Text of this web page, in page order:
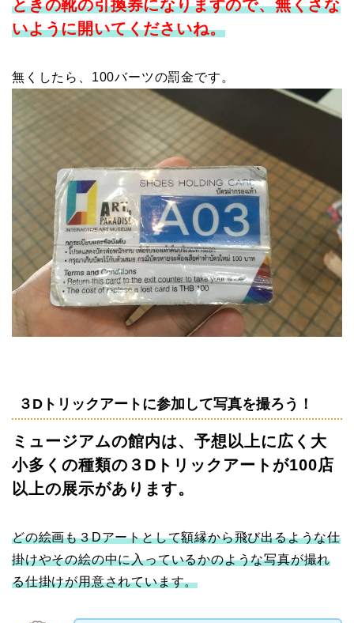
ときの靴の引換券になりますので、無くさな
いように開いてくださいね。
無くしたら、100バーツの罰金です。
３Dトリックアートに参加して写真を撮ろう！
ミュージアムの館内は、予想以上に広く大
小多くの種類の３Dトリックアートが100店
以上の展示があります。
どの絵画も３Dアートとして額縁から飛び出るような仕
掛けやその絵の中に入っているかのような写真が撮れ
る仕掛けが用意されています。